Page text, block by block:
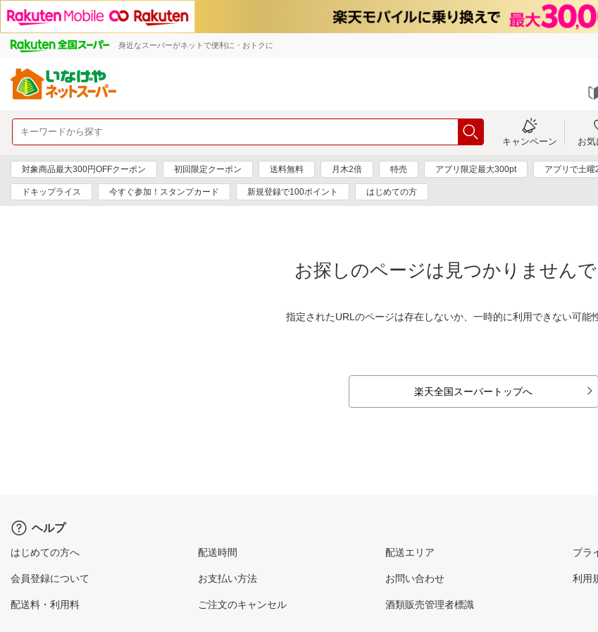
身近なスーパーがネットで便利に・おトクに
キャンペーン お気
対象商品最大300円OFFクーポン 初回限定クーポン 送料無料 月木2倍 特売 アプリ限定最大300pt アプリで土曜
ドキップライス 今すぐ参加！スタンプカード 新規登録で100ポイント はじめての方
お探しのページは見つかりませんで
指定されたURLのページは存在しないか、一時的に利用できない可能
楽天全国スーパートップへ
ヘルプ
はじめての方へ
会員登録について
配送料・利用料
配送時間
お支払い方法
ご注文のキャンセル
配送エリア
お問い合わせ
酒類販売管理者標識
プラ
利用